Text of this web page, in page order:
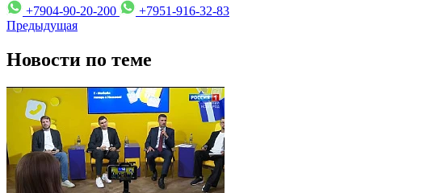
+7904-90-20-200
+7951-916-32-83
Предыдущая
Новости по теме